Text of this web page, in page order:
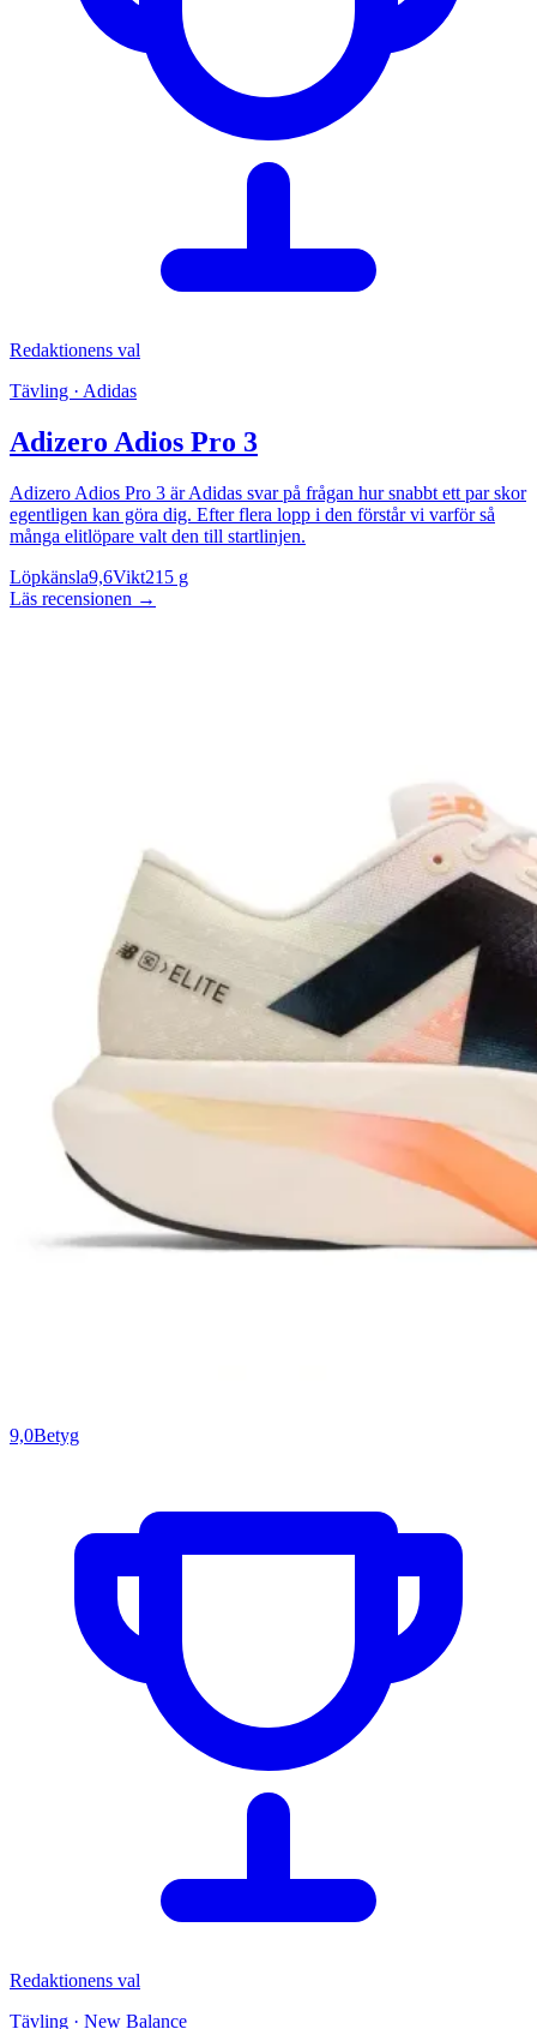
Redaktionens val
Tävling · Adidas
Adizero Adios Pro 3
Adizero Adios Pro 3 är Adidas svar på frågan hur snabbt ett par skor
egentligen kan göra dig. Efter flera lopp i den förstår vi varför så
många elitlöpare valt den till startlinjen.
Löpkänsla9,6Vikt215 g
Läs recensionen →
9,0Betyg
Redaktionens val
Tävling · New Balance